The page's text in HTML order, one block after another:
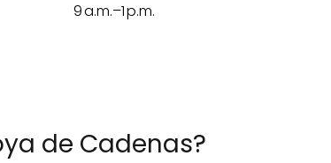
9 a.m.–1 p.m.
de Cadenas?